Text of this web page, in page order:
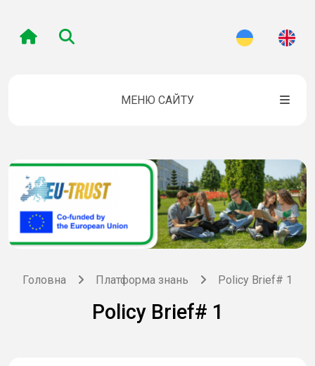
МЕНЮ САЙТУ
Головна Платформа знань Policy Brief# 1
Policy Brief# 1